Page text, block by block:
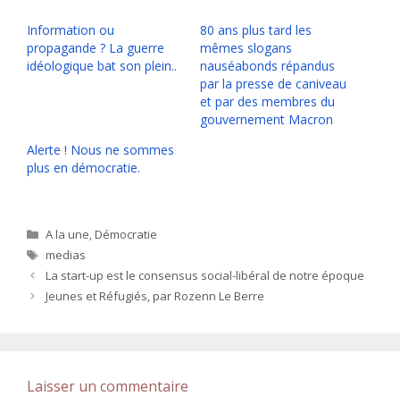
Information ou
propagande ? La guerre
idéologique bat son plein..
80 ans plus tard les
mêmes slogans
nauséabonds répandus
par la presse de caniveau
et par des membres du
gouvernement Macron
Alerte ! Nous ne sommes
plus en démocratie.
Catégories
A la une,Démocratie
Étiquettes
medias
La start-up est le consensus social-libéral de notre époque
Jeunes et Réfugiés, par Rozenn Le Berre
Laisser un commentaire